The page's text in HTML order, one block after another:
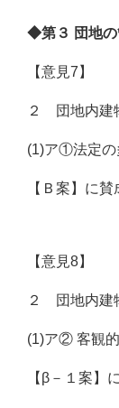
◆第３ 団地の
【意見7】
２ 団地内建
(1)ア①法定の
【Ｂ案】に賛
【意見8】
２ 団地内建
(1)ア② 客観
【β－１案】